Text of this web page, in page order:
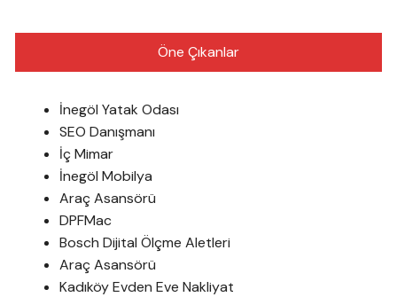
Öne Çıkanlar
İnegöl Yatak Odası
SEO Danışmanı
İç Mimar
İnegöl Mobilya
Araç Asansörü
DPFMac
Bosch Dijital Ölçme Aletleri
Araç Asansörü
Kadıköy Evden Eve Nakliyat